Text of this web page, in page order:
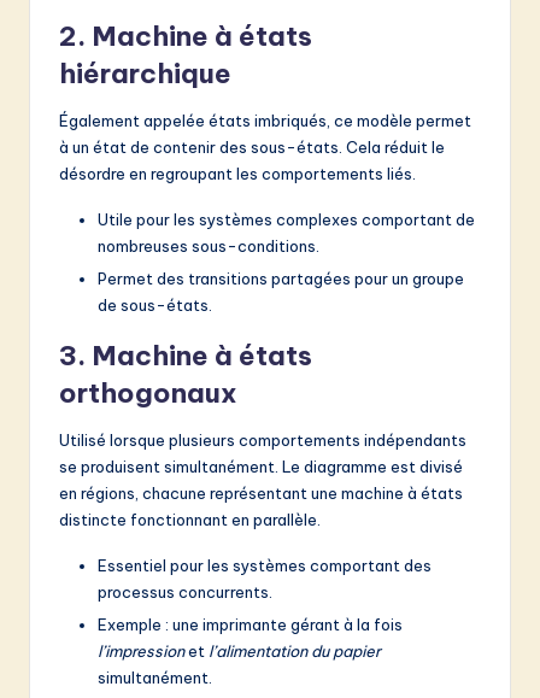
2. Machine à états
hiérarchique
Également appelée états imbriqués, ce modèle permet
à un état de contenir des sous-états. Cela réduit le
désordre en regroupant les comportements liés.
Utile pour les systèmes complexes comportant de
nombreuses sous-conditions.
Permet des transitions partagées pour un groupe
de sous-états.
3. Machine à états
orthogonaux
Utilisé lorsque plusieurs comportements indépendants
se produisent simultanément. Le diagramme est divisé
en régions, chacune représentant une machine à états
distincte fonctionnant en parallèle.
Essentiel pour les systèmes comportant des
processus concurrents.
Exemple : une imprimante gérant à la fois
l’impressionet l’alimentation du papier
simultanément.